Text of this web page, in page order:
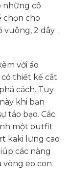
những cô
chọn cho
vuông, 2 dây…
với áo
thiết kế cắt
cách. Tuy
khi bạn
táo bạo. Các
một outfit
kaki lưng cao
các nàng
vòng eo con